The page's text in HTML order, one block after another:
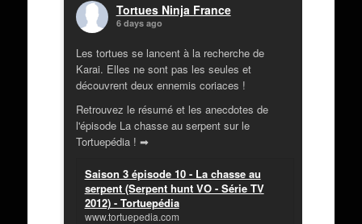
Tortues Ninja France
6 days ago
Les tortues se lancent à la recherche de
Karai. Elles ne sont pas les seules et
découvrent deux ennemis coriaces !
Retrouvez le résumé et les anecdotes de
l'épisode La chasse au serpent sur le
Tortuepédia ! ➡
Saison 3 épisode 10 - La chasse au
serpent (Serpent hunt VO - Série TV
2012) - Tortuepédia
www.tortuepedia.com